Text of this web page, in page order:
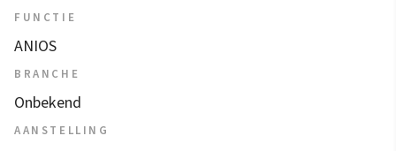
FUNCTIE
ANIOS
BRANCHE
Onbekend
AANSTELLING